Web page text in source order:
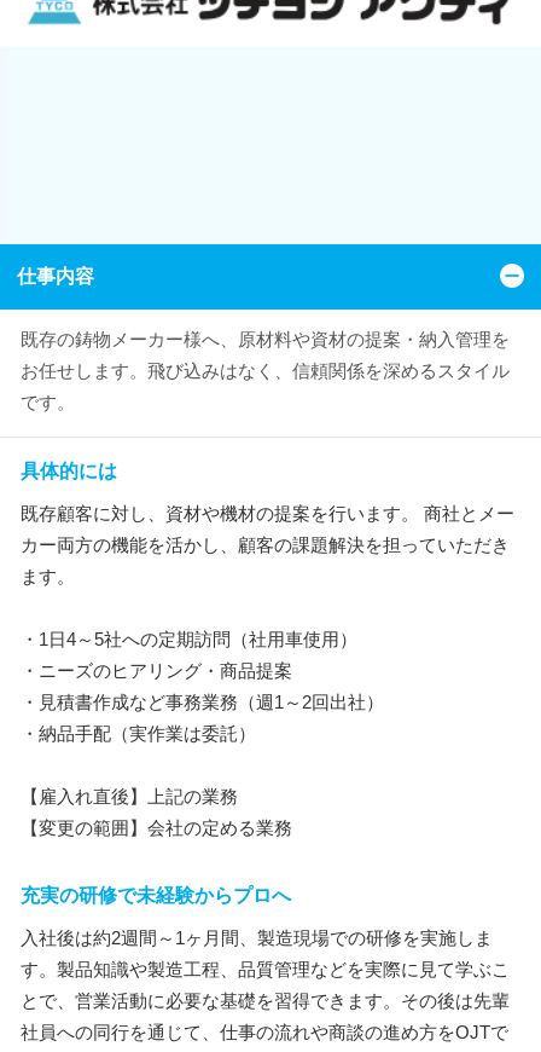
仕事内容
既存の鋳物メーカー様へ、原材料や資材の提案・納入管理を
お任せします。飛び込みはなく、信頼関係を深めるスタイル
です。
具体的には
既存顧客に対し、資材や機材の提案を行います。 商社とメー
カー両方の機能を活かし、顧客の課題解決を担っていただき
ます。
・1日4～5社への定期訪問（社用車使用）
・ニーズのヒアリング・商品提案
・見積書作成など事務業務（週1～2回出社）
・納品手配（実作業は委託）
【雇入れ直後】上記の業務
【変更の範囲】会社の定める業務
充実の研修で未経験からプロへ
入社後は約2週間～1ヶ月間、製造現場での研修を実施しま
す。製品知識や製造工程、品質管理などを実際に見て学ぶこ
とで、営業活動に必要な基礎を習得できます。その後は先輩
社員への同行を通じて、仕事の流れや商談の進め方をOJTで